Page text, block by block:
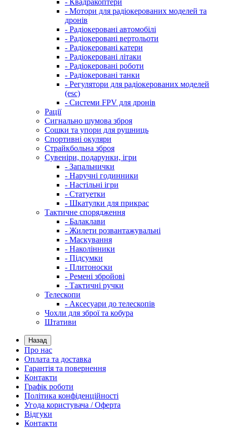
- Квадракоптери
- Мотори для радіокерованих моделей та
дронів
- Радіокеровані автомобілі
- Радіокеровані вертольоти
- Радіокеровані катери
- Радіокеровані літаки
- Радіокеровані роботи
- Радіокеровані танки
- Регулятори для радіокерованих моделей
(esc)
- Системи FPV для дронів
Рації
Сигнально шумова зброя
Сошки та упори для рушниць
Спортивні окуляри
Страйкбольна зброя
Сувеніри, подарунки, ігри
- Запальнички
- Наручні годинники
- Настільні ігри
- Статуетки
- Шкатулки для прикрас
Тактичне спорядження
- Балаклави
- Жилети розвантажувальні
- Маскування
- Наколінники
- Підсумки
- Плитоноски
- Ремені збройові
- Тактичні ручки
Телескопи
- Аксесуари до телескопів
Чохли для зброї та кобура
Штативи
Назад
Про нас
Оплата та доставка
Гарантія та повернення
Контакти
Графік роботи
Політика конфіденційності
Угода користувача / Оферта
Відгуки
Контакти